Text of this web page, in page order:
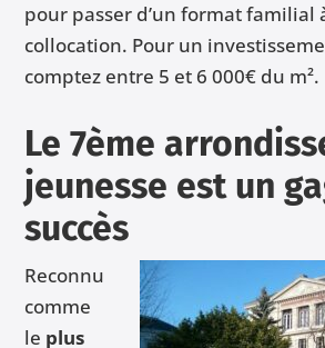
pour passer d’un format familial
collocation. Pour un
comptez entre 5 et 6 000€ du m².
Le 7ème
jeunesse est un
succès
Reconnu
comme
le plus